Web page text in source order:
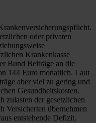
oder privaten
Krankenkasse
Bund Beiträge an die
144 Euro monatlich. Laut
aber viel zu gering und
Gesundheitskosten.
zulasten der gesetzlichen
Versicherten übernehmen
entstehende Defizit.